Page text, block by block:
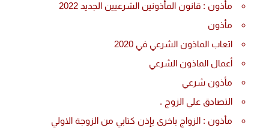
مأذون : قانون المأذونين الشرعيين الجديد 2022
مأذون
اتعاب الماذون الشرعي في 2020
أعمال الماذون الشرعي
مأذون شرعي
التصادق علي الزوج .
مأذون : الزواج باخرى بإذن كتابي من الزوجة الاولي